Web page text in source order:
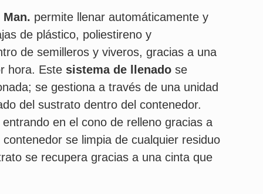
permite llenar automáticamente y
de plástico, poliestireno y
de semilleros y viveros, gracias a una
hora. Este sistema de llenadose
se gestiona a través de una unidad
del sustrato dentro del contenedor.
en el cono de relleno gracias a
se limpia de cualquier residuo
se recupera gracias a una cinta que